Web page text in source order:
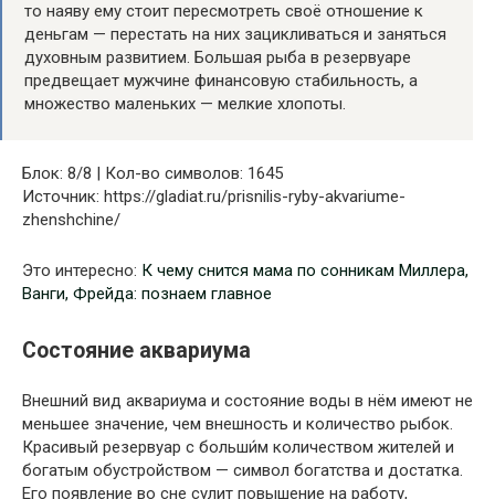
то наяву ему стоит пересмотреть своё отношение к
деньгам — перестать на них зацикливаться и заняться
духовным развитием. Большая рыба в резервуаре
предвещает мужчине финансовую стабильность, а
множество маленьких — мелкие хлопоты.
Блок: 8/8 | Кол-во символов: 1645
Источник: https://gladiat.ru/prisnilis-ryby-akvariume-
zhenshchine/
Это интересно: К чему снится мама по сонникам Миллера,
Ванги, Фрейда: познаем главное
Состояние аквариума
Внешний вид аквариума и состояние воды в нём имеют не
меньшее значение, чем внешность и количество рыбок.
Красивый резервуар с больши́м количеством жителей и
богатым обустройством — символ богатства и достатка.
Его появление во сне сулит повышение на работу,